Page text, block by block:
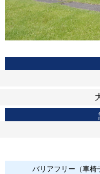
バリアフリー（車椅